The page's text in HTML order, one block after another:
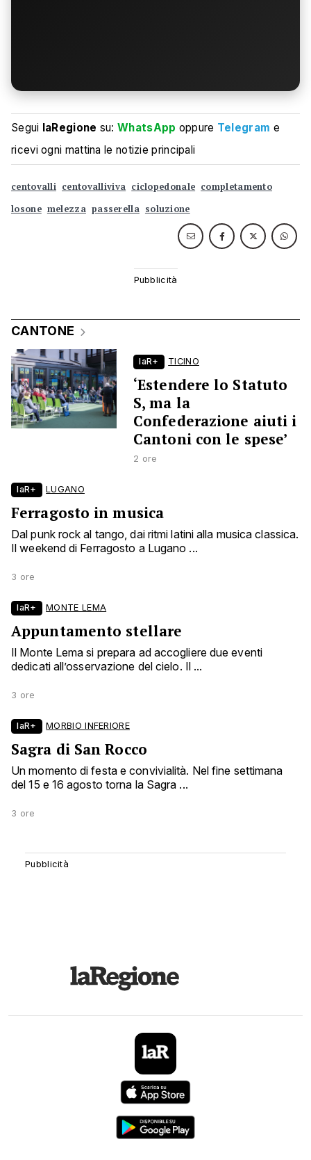
Segui laRegione su:WhatsApp oppure Telegram e
ricevi ogni mattina le notizie principali
centovalli centovalliviva ciclopedonale completamento
losone melezza passerella soluzione
CANTONE
laR+ TICINO
‘Estendere lo Statuto
S, ma la
Confederazione aiuti i
Cantoni con le spese’
2 ore
laR+ LUGANO
Ferragosto in musica
Dal punk rock al tango, dai ritmi latini alla musica classica.
Il weekend di Ferragosto a Lugano ...
3 ore
laR+ MONTE LEMA
Appuntamento stellare
Il Monte Lema si prepara ad accogliere due eventi
dedicati all’osservazione del cielo. Il ...
3 ore
laR+ MORBIO INFERIORE
Sagra di San Rocco
Un momento di festa e convivialità. Nel fine settimana
del 15 e 16 agosto torna la Sagra ...
3 ore